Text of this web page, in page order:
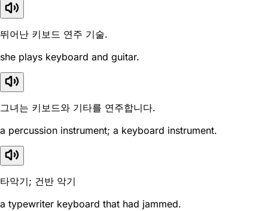
뛰어난 키보드 연주 기술.
she plays keyboard and guitar.
그녀는 키보드와 기타를 연주합니다.
a percussion instrument; a keyboard instrument.
타악기; 건반 악기
a typewriter keyboard that had jammed.